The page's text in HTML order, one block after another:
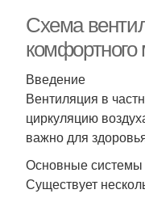
Схема
комфортного
Введение
Вентиляция в
циркуляцию
важно для
Основные системы
Существует